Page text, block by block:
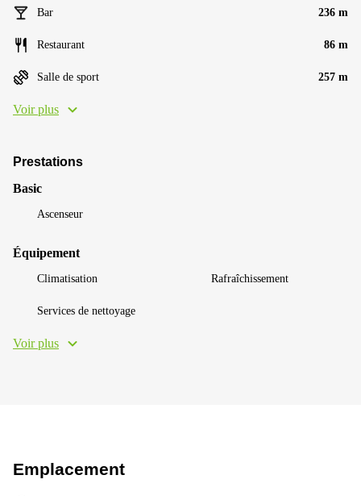
Bar 236 m
Restaurant 86 m
Salle de sport 257 m
Voir plus
Prestations
Basic
Ascenseur
Équipement
Climatisation Rafraîchissement
Services de nettoyage
Voir plus
Emplacement